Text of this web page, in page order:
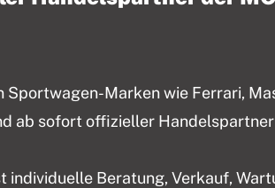
Sportwagen-Marken wie Ferrari,
ab sofort offizieller
individuelle Beratung, Verkauf,